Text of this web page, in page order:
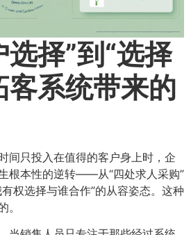
选择”到“选择
客系统带来的
间只投入在值得的客户身上时，企
根本性的逆转——从“四处求人采购”
权选择与谁合作”的从容姿态。这种
。